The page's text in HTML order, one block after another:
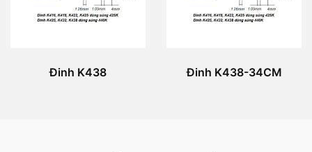
Đinh K438 Đinh K438-34CM